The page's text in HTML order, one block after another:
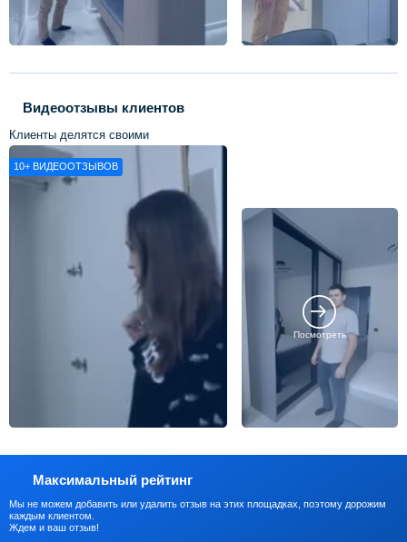
Видеоотзывы клиентов
Клиенты делятся своими
впечатлениями о нашей работе
10+ ВИДЕООТЗЫВОВ
Посмотреть
Максимальный рейтинг
Мы не можем добавить или удалить отзыв на этих площадках, поэтому дорожим
каждым клиентом.
Ждем и ваш отзыв!